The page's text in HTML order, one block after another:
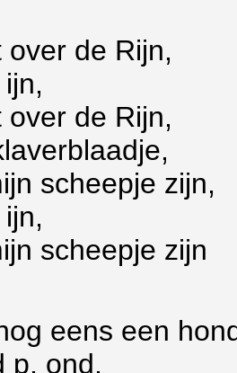
over de Rijn,
over de Rijn,
scheepje zijn,
scheepje zijn
eens een
p, ond,